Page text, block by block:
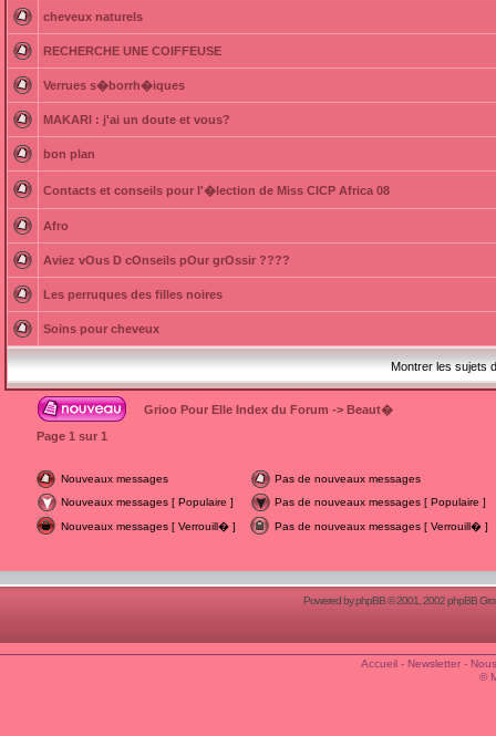
cheveux naturels
RECHERCHE UNE COIFFEUSE
Verrues s�borrh�iques
MAKARI : j'ai un doute et vous?
bon plan
Contacts et conseils pour l'�lection de Miss CICP Africa 08
Afro
Aviez vOus D cOnseils pOur grOssir ????
Les perruques des filles noires
Soins pour cheveux
Montrer les sujets
Grioo Pour Elle Index du Forum -> Beaut�
Page 1 sur 1
Nouveaux messages
Pas de nouveaux messages
Nouveaux messages [ Populaire ]
Pas de nouveaux messages [ Populaire ]
Nouveaux messages [ Verrouill� ]
Pas de nouveaux messages [ Verrouill� ]
Powered byphpBB© 2001, 2002 phpBB
Accueil- Newsletter-
©